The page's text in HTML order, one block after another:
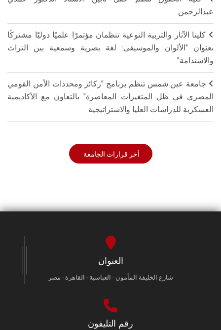
عبدالرحمن
كليتا الآثار والتربية النوعية تنظمان مؤتمرًا علميًا دوليًا مشتركًا
بعنوان "الألوان والموسيقى: لغة بصرية وسمعية بين التراث
والاستدامة"
جامعة عين شمس تنظم برنامج "ركائز ومحددات الأمن القومي
المصري في ظل المتغيرات المعاصرة" بالتعاون مع الأكاديمية
العسكرية للدراسات العليا والاستراتيجية
أخر قرارات الجامعة
العنوان
شارع الخليفة المأمون - العباسية - القاهرة - مصر
رقم التليفون